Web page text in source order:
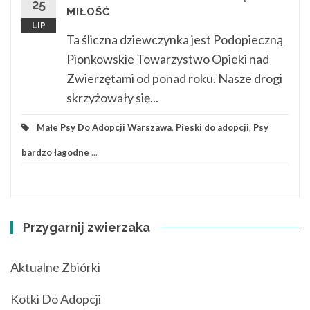
25
LIP
MIŁOŚĆ
Ta śliczna dziewczynka jest Podopieczną
Pionkowskie Towarzystwo Opieki nad
Zwierzętami od ponad roku. Nasze drogi
skrzyżowały się...
Małe Psy Do Adopcji Warszawa, Pieski do adopcji, Psy
bardzo łagodne ...
Przygarnij zwierzaka
Aktualne Zbiórki
Kotki Do Adopcji